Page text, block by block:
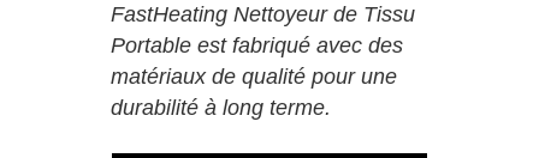
FastHeating Nettoyeur de Tissu
Portable est fabriqué avec des
matériaux de qualité pour une
durabilité à long terme.